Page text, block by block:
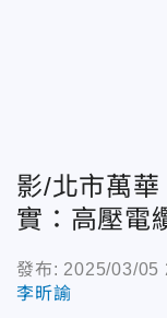
影/北市萬
實：高壓電
發布: 2025/03/05
李昕諭